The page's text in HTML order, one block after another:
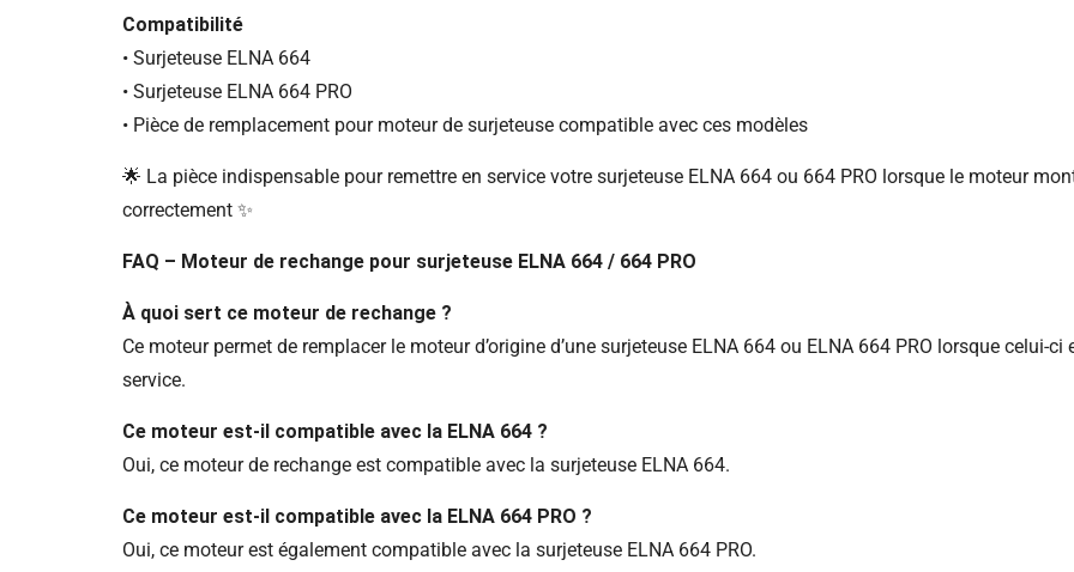
Compatibilité
• Surjeteuse ELNA 664
• Surjeteuse ELNA 664 PRO
• Pièce de remplacement pour moteur de surjeteuse compatible avec ces modèles
🌟 La pièce indispensable pour remettre en service votre surjeteuse ELNA 664 ou 664 PRO lorsque le moteur
correctement ✨
FAQ – Moteur de rechange pour surjeteuse ELNA 664 / 664 PRO
À quoi sert ce moteur de rechange ?
Ce moteur permet de remplacer le moteur d’origine d’une surjeteuse ELNA 664 ou ELNA 664 PRO lorsque celui-
service.
Ce moteur est-il compatible avec la ELNA 664 ?
Oui, ce moteur de rechange est compatible avec la surjeteuse ELNA 664.
Ce moteur est-il compatible avec la ELNA 664 PRO ?
Oui, ce moteur est également compatible avec la surjeteuse ELNA 664 PRO.